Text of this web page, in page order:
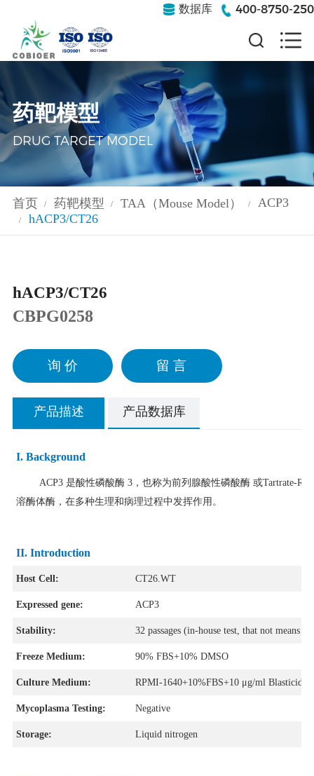
数据库 400-8750-250
药靶模型
DRUG TARGET MODEL
首页 / 药靶模型 / TAA（Mouse Model） / ACP3
/ hACP3/CT26
hACP3/CT26
CBPG0258
询 价 留 言
产品描述 产品数据库
I. Background
ACP3 是酸性磷酸酶 3，也称为前列腺酸性磷酸酶​ 或Tartrate-
溶酶体酶，在多种生理和病理过程中发挥作用。
II.Introduction
Host Cell: CT26.WT
Expressed gene: ACP3
Stability: 32 passages (in-house test, that not means
Freeze Medium: 90% FBS+10% DMSO
Culture Medium: RPMI-1640+10%FBS+10 μg/ml Blasticidin
Mycoplasma Testing: Negative
Storage: Liquid nitrogen